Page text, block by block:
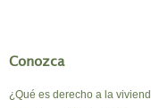
Conozca
¿Qué es derecho a la